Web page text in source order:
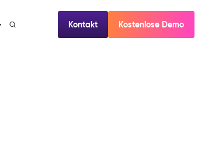
Kontakt Kostenlose Demo